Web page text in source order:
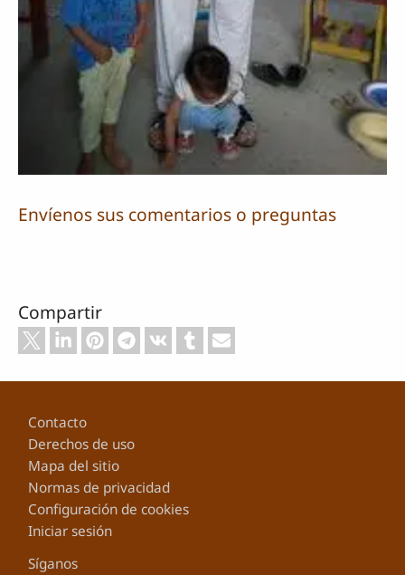
Envíenos sus comentarios o preguntas
Compartir
Contacto
Derechos de uso
Mapa del sitio
Normas de privacidad
Configuración de cookies
Iniciar sesión
Síganos